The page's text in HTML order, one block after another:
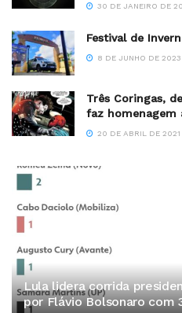
30 DE JANEIRO DE
Festival de
8 DE JUNHO DE 2023
Três Coringas,
faz homenagem
20 DE ABRIL DE 2021
Lula lidera corrida
por Flávio Bolsonaro com